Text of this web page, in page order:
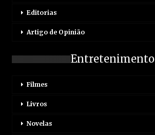
Editorias
Artigo de Opinião
Entretenimento
Filmes
Livros
Novelas